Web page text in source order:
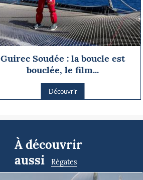
Guirec Soudée : la boucle est
bouclée, le film...
Découvrir
À découvrir
aussi
Régates